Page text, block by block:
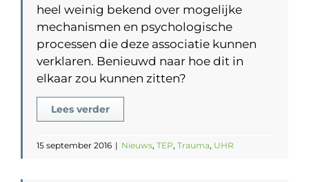
heel weinig bekend over mogelijke
mechanismen en psychologische
processen die deze associatie kunnen
verklaren. Benieuwd naar hoe dit in
elkaar zou kunnen zitten?
Lees verder
15 september 2016 | Nieuws, TEP, Trauma, UHR